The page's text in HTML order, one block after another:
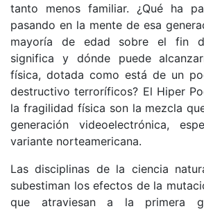
tanto menos familiar. ¿Qué ha
pasando en la mente de esa
mayoría de edad sobre el fin
significa y dónde puede
física, dotada como está de un
destructivo terroríficos? El Hiper
la fragilidad física son la mezcla
generación videoelectrónica,
variante norteamericana.
Las disciplinas de la ciencia
subestiman los efectos de la
que atraviesan a la primera